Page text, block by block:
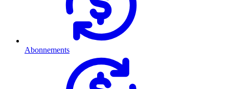
Abonnements